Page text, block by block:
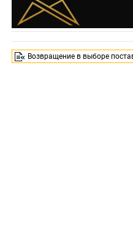
Возвращение в выборе